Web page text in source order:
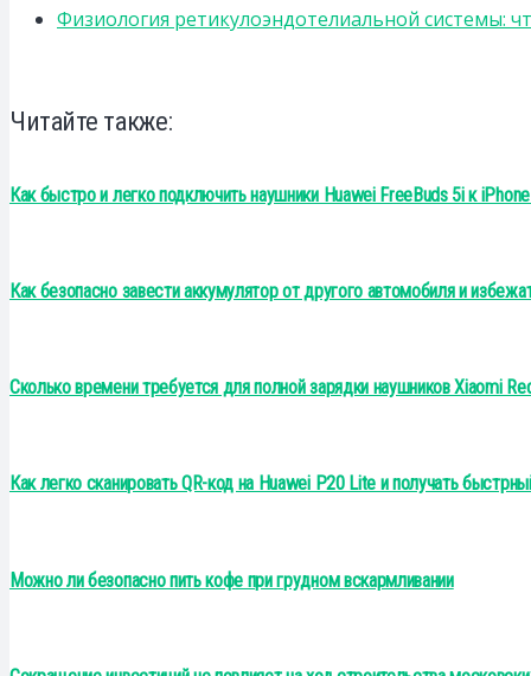
Физиология ретикулоэндотелиальной системы:
Читайте также:
Как быстро и легко подключить наушники Huawei FreeBuds 5i к
Как безопасно завести аккумулятор от другого автомобиля и
Сколько времени требуется для полной зарядки наушников Xiaomi
Как легко сканировать QR-код на Huawei P20 Lite и получать
Можно ли безопасно пить кофе при грудном вскармливании